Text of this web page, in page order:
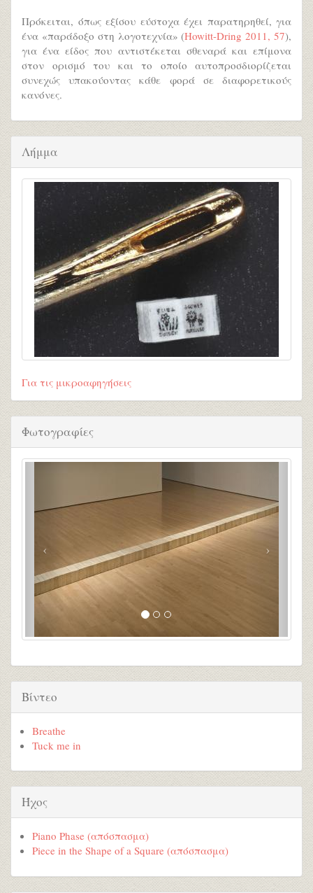
Πρόκειται, όπως εξίσου εύστοχα έχει παρατηρηθεί, για
ένα «παράδοξο στη λογοτεχνία» (Howitt-Dring 2011, 57),
για ένα είδος που αντιστέκεται σθεναρά και επίμονα
στον ορισμό του και το οποίο αυτοπροσδιορίζεται
συνεχώς υπακούοντας κάθε φορά σε διαφορετικούς
κανόνες.
Λήμμα
Για τις μικροαφηγήσεις
Φωτογραφίες
Βίντεο
Breathe
Tuck me in
Ήχος
Piano Phase (απόσπασμα)
Piece in the Shape of a Square (απόσπασμα)